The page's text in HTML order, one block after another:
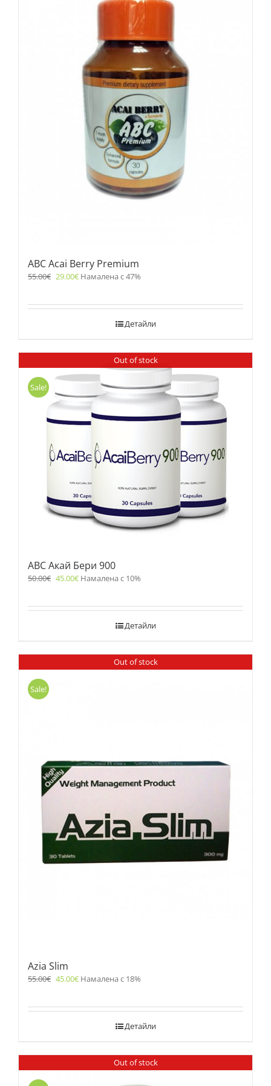
ABC Acai Berry Premium
55.00€ 29.00€ Намалена с 47%
Детайли
Out of stock
Sale!
ABC Акай Бери 900
50.00€ 45.00€ Намалена с 10%
Детайли
Out of stock
Sale!
Azia Slim
55.00€ 45.00€ Намалена с 18%
Детайли
Out of stock